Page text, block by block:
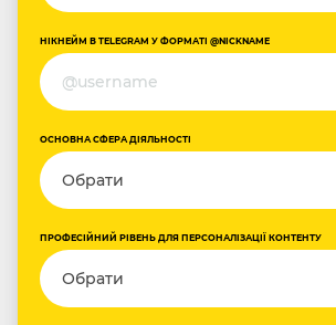
+380
НІКНЕЙМ В TELEGRAM У ФОРМАТІ @NICKNAME
ОСНОВНА СФЕРА ДІЯЛЬНОСТІ
ПРОФЕСІЙНИЙ РІВЕНЬ ДЛЯ ПЕРСОНАЛІЗАЦІЇ КОНТЕНТУ